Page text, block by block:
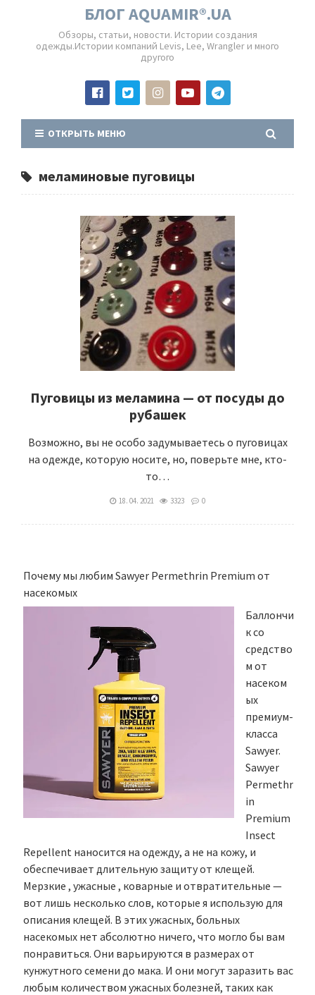
БЛОГ AQUAMIR®.UA
Обзоры, статьи, новости. Истории создания
одежды.Истории компаний Levis, Lee, Wrangler и много
другого
ОТКРЫТЬ МЕНЮ
меламиновые пуговицы
Пуговицы из меламина — от посуды до
рубашек
Возможно, вы не особо задумываетесь о пуговицах
на одежде, которую носите, но, поверьте мне, кто-
то…
18. 04. 2021 3323 0
Почему мы любим Sawyer Permethrin Premium от
насекомых
Баллончи
к со
средство
м от
насеком
ых
премиум-
класса
Sawyer.
Sawyer
Permethr
in
Premium
Insect
Repellent наносится на одежду, а не на кожу, и
обеспечивает длительную защиту от клещей.
Мерзкие , ужасные , коварные и отвратительные —
вот лишь несколько слов, которые я использую для
описания клещей. В этих ужасных, больных
насекомых нет абсолютно ничего, что могло бы вам
понравиться. Они варьируются в размерах от
кунжутного семени до мака. И они могут заразить вас
любым количеством ужасных болезней, таких как